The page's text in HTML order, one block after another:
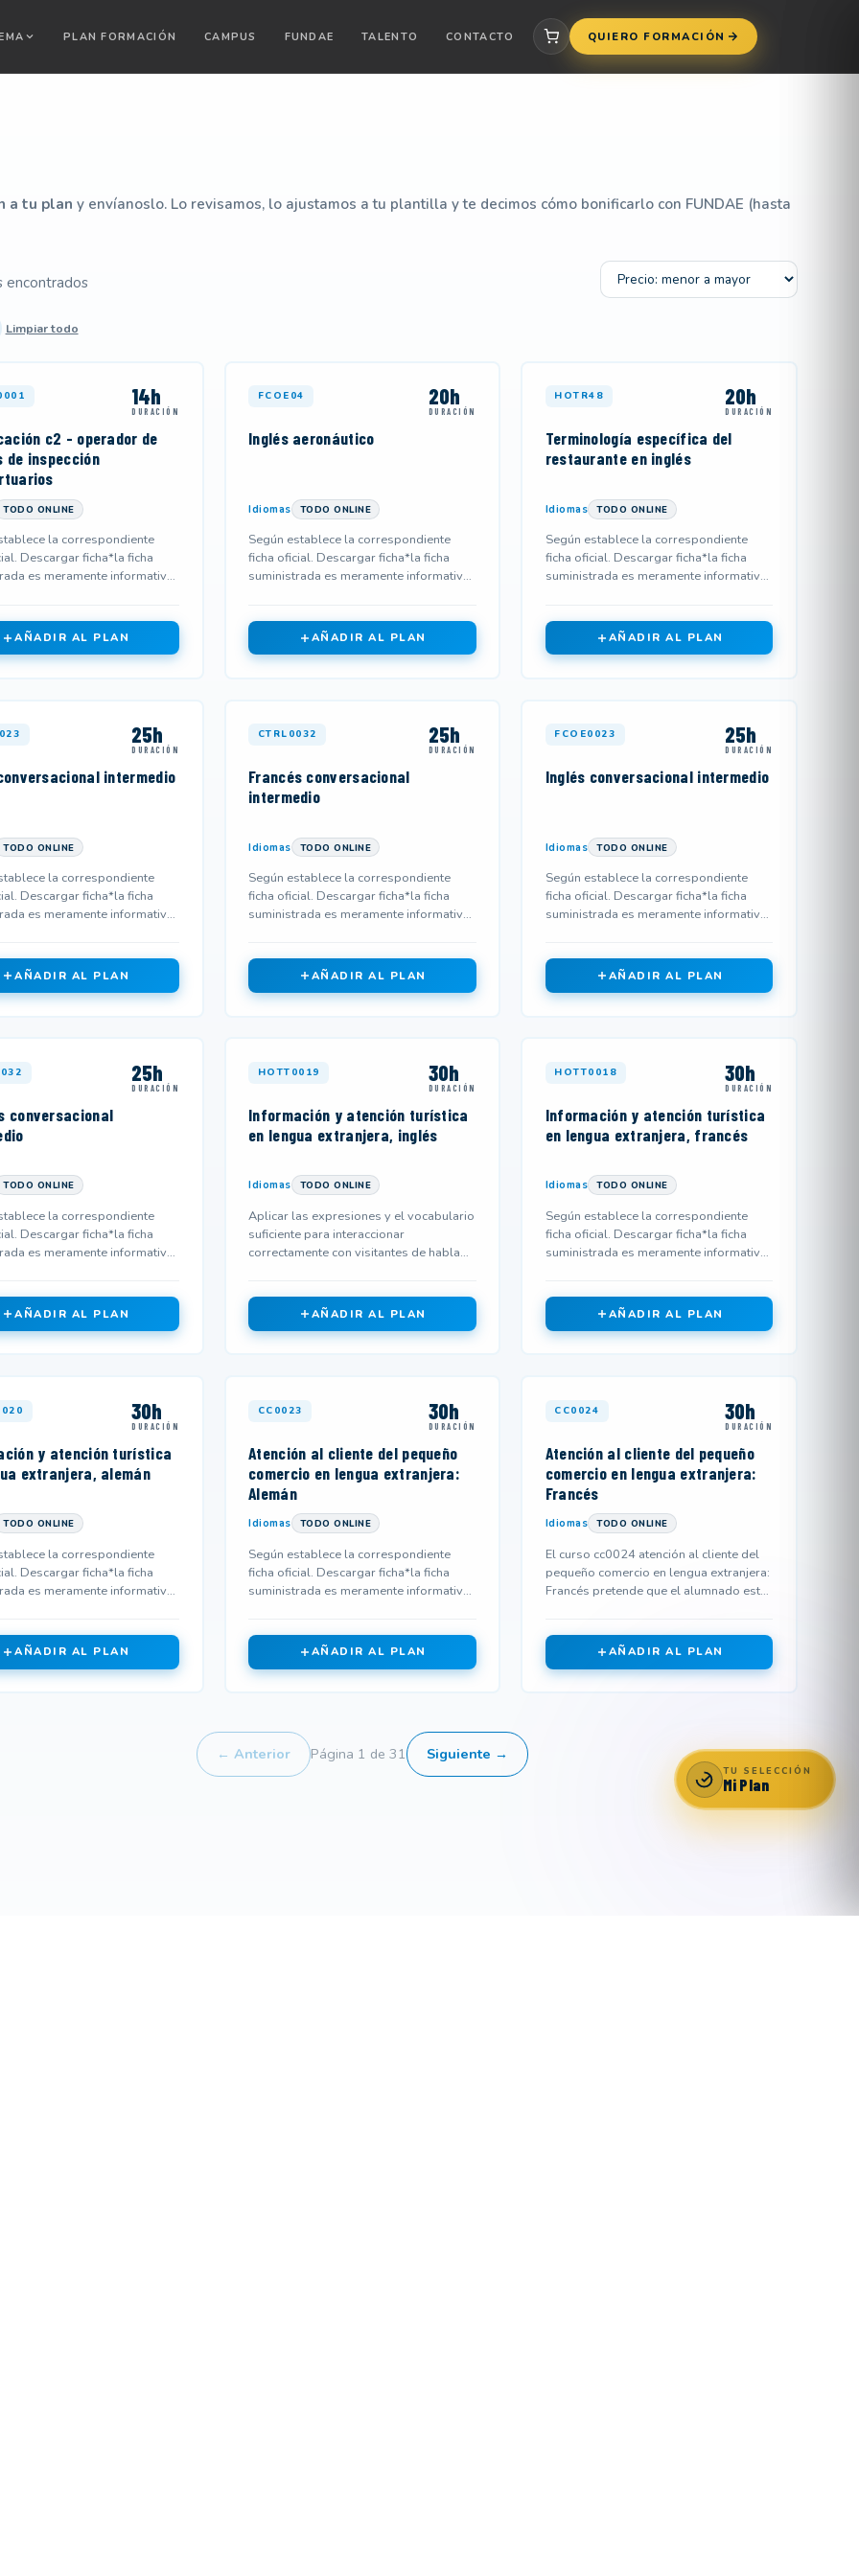
PLAN FORMACIÓN CAMPUS FUNDAE TALENTO CONTACTO QUIERO FORMACIÓN
a tu plan y envíanoslo. Lo revisamos, lo ajustamos a tu plantilla y te decimos cómo bonificarlo con FUNDAE (hasta
encontrados
Ordenar por
Limpiar todo
14h
DURACIÓN
c2 - operador de
de inspección
TODO ONLINE
la correspondiente
Descargar ficha*la ficha
es meramente informativa
AÑADIR AL PLAN
FCOE04 20h
DURACIÓN
Inglés aeronáutico
Idiomas TODO ONLINE
Según establece la correspondiente
ficha oficial. Descargar ficha*la ficha
suministrada es meramente informativa
AÑADIR AL PLAN
HOTR48 20h
DURACIÓN
Terminología específica del
restaurante en inglés
Idiomas TODO ONLINE
Según establece la correspondiente
ficha oficial. Descargar ficha*la ficha
suministrada es meramente informativa
AÑADIR AL PLAN
25h
DURACIÓN
intermedio
TODO ONLINE
la correspondiente
Descargar ficha*la ficha
es meramente informativa
AÑADIR AL PLAN
CTRL0032 25h
DURACIÓN
Francés conversacional
intermedio
Idiomas TODO ONLINE
Según establece la correspondiente
ficha oficial. Descargar ficha*la ficha
suministrada es meramente informativa
AÑADIR AL PLAN
FCOE0023 25h
DURACIÓN
Inglés conversacional intermedio
Idiomas TODO ONLINE
Según establece la correspondiente
ficha oficial. Descargar ficha*la ficha
suministrada es meramente informativa
AÑADIR AL PLAN
25h
DURACIÓN
conversacional
TODO ONLINE
la correspondiente
Descargar ficha*la ficha
es meramente informativa
AÑADIR AL PLAN
HOTT0019 30h
DURACIÓN
Información y atención turística
en lengua extranjera, inglés
Idiomas TODO ONLINE
Aplicar las expresiones y el vocabulario
suficiente para interaccionar
correctamente con visitantes de habla
AÑADIR AL PLAN
HOTT0018 30h
DURACIÓN
Información y atención turística
en lengua extranjera, francés
Idiomas TODO ONLINE
Según establece la correspondiente
ficha oficial. Descargar ficha*la ficha
suministrada es meramente informativa
AÑADIR AL PLAN
30h
DURACIÓN
y atención turística
extranjera, alemán
TODO ONLINE
la correspondiente
Descargar ficha*la ficha
es meramente informativa
AÑADIR AL PLAN
CC0023 30h
DURACIÓN
Atención al cliente del pequeño
comercio en lengua extranjera:
Alemán
Idiomas TODO ONLINE
Según establece la correspondiente
ficha oficial. Descargar ficha*la ficha
suministrada es meramente informativa
AÑADIR AL PLAN
CC0024 30h
DURACIÓN
Atención al cliente del pequeño
comercio en lengua extranjera:
Francés
Idiomas TODO ONLINE
El curso cc0024 atención al cliente del
pequeño comercio en lengua extranjera:
Francés pretende que el alumnado esté
AÑADIR AL PLAN
← Anterior Página 1 de 31 Siguiente →
TU SELECCIÓN
Mi Plan